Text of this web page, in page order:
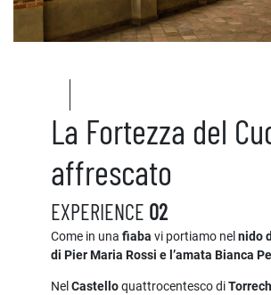
La Fortezza del
affrescato
EXPERIENCE 02
Come in una fiaba vi portiamo nel nido
di Pier Maria Rossi e l’amata Bianca
Nel Castelloquattrocentesco di